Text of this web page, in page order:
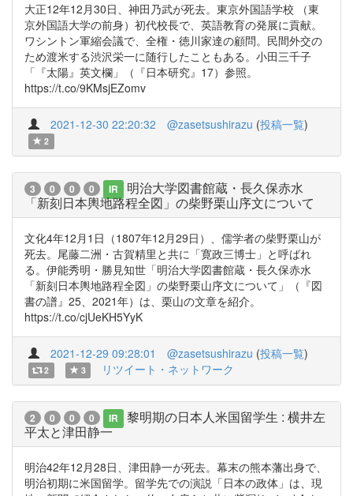
大正12年12月30日、神田乃武が死去。東京外国語学校 （東
京外国語大学の前身）初代校長で、英語教育の発展に貢献。
ワシントン軍縮会議で、全権・徳川家達の顧問。民間外交の
ため渡米する渋沢栄一に随行したこともある。小田三千子
「『太陽』英文欄」（『日本研究』17）参照。
https://t.co/9KMsjEZomv
2021-12-30 22:20:32 @zasetsushirazu (投稿一覧)
2
3 0 0 0 IR
明治大学図書館蔵・長久保赤水
「新刻日本輿地路程全図」の柴野栗山序文について
文化4年12月1日（1807年12月29日）、儒学者の柴野栗山が
死去。尾藤二洲・古賀精里と共に「寛政三博士」と呼ばれ
る。伊能秀明・勝見知世「明治大学図書館蔵・長久保赤水
「新刻日本輿地路程全図」の柴野栗山序文について」（『図
書の譜』25、2021年）は、栗山の文章を紹介。
https://t.co/cjUeKH5YyK
2021-12-29 09:28:01 @zasetsushirazu (投稿一覧)
2 3 リツイート・ネットワーク
2 0 0 0 IR
黎明期の日本人米国留学生 : 横井左
平太と津田静一
明治42年12月28日、津田静一が死去。幕末の熊本藩出身で、
明治初期に米国留学。留学先での演説「日本の政体」は、現